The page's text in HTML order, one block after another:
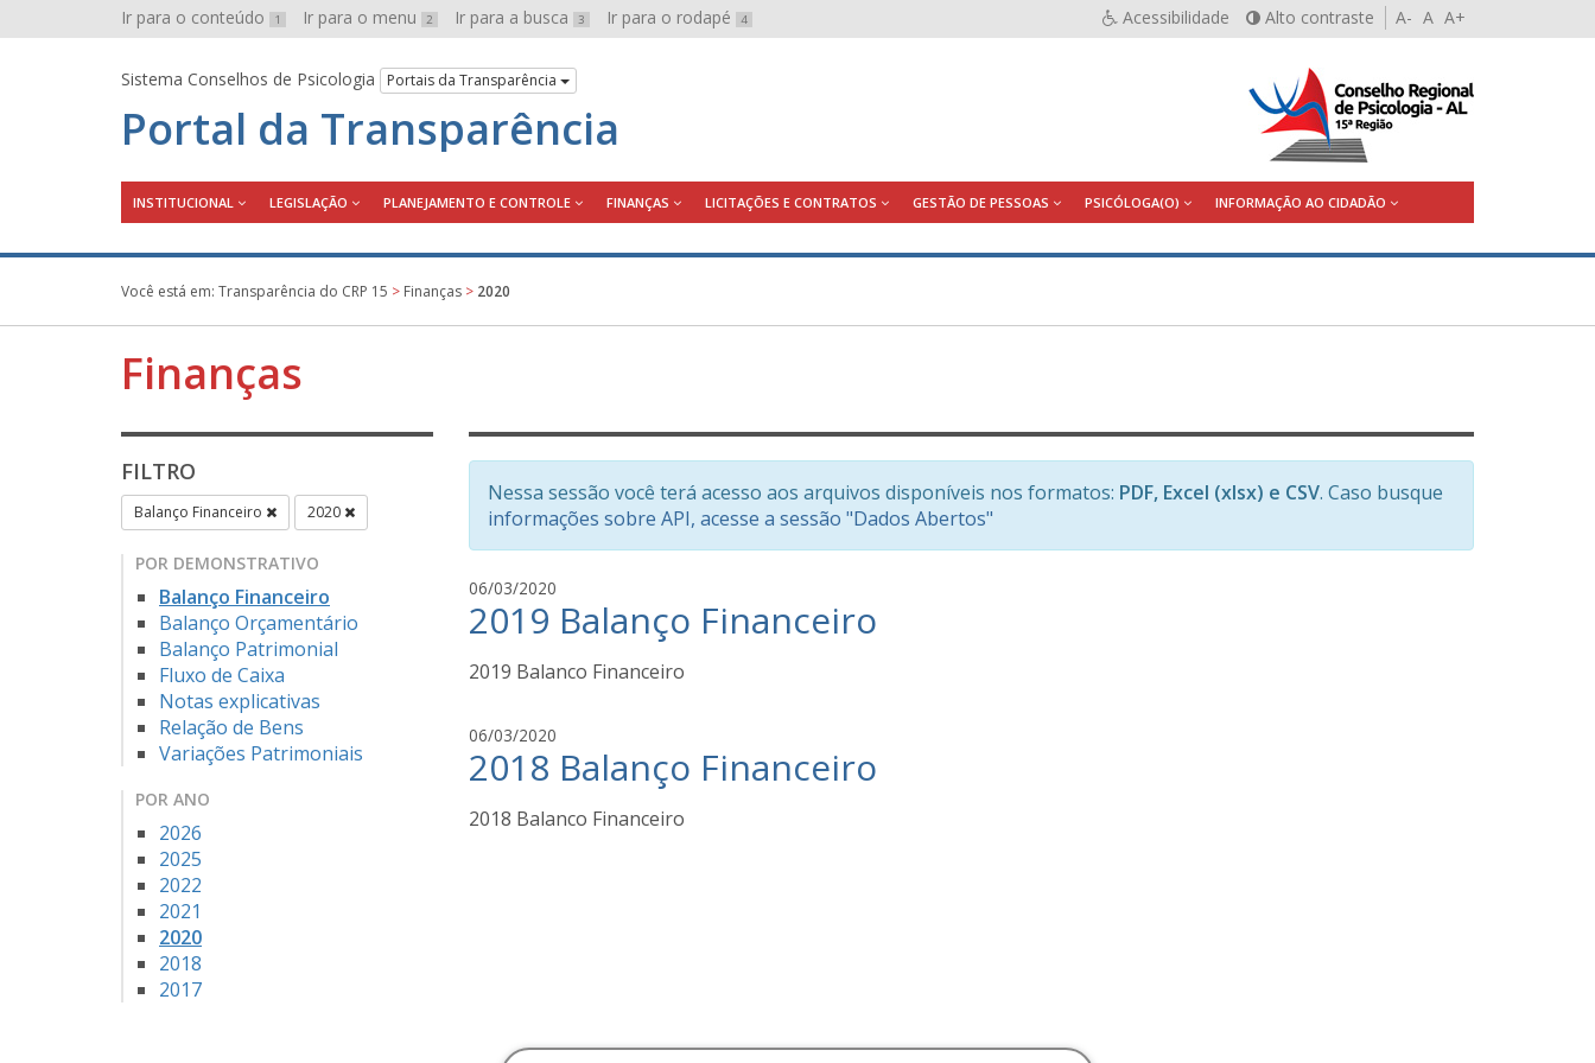
Ir para o conteúdo 1 Ir para o menu 2 Ir para a busca 3 Ir para o rodapé 4 Acessibilidade Alto contraste A- A A+
Sistema Conselhos de Psicologia Portais da Transparência
Portal da Transparência
INSTITUCIONAL LEGISLAÇÃO PLANEJAMENTO E CONTROLE FINANÇAS LICITAÇÕES E CONTRATOS GESTÃO DE PESSOAS PSICÓLOGA(O) INFORMAÇÃO AO CIDADÃO
Você está em: Transparência do CRP 15 > Finanças > 2020
Finanças
FILTRO
Balanço Financeiro 2020
POR DEMONSTRATIVO
Balanço Financeiro
Balanço Orçamentário
Balanço Patrimonial
Fluxo de Caixa
Notas explicativas
Relação de Bens
Variações Patrimoniais
POR ANO
2026
2025
2022
2021
2020
2018
2017
Nessa sessão você terá acesso aos arquivos disponíveis nos formatos: PDF, Excel (xlsx) e CSV. Caso busque
informações sobre API, acesse a sessão "Dados Abertos"
06/03/2020j
o
s
e
i
a
2019 Balanço Financeiro
2019 Balanco Financeiro
06/03/2020j
o
s
e
2018 Balanço Financeiro
2018 Balanco Financeiro